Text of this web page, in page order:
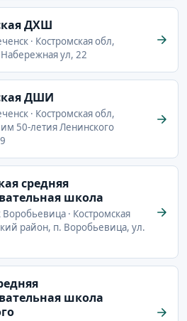
ДХШ
· Костромская обл,
ул, 22
ДШИ
· Костромская обл,
50-летия Ленинского
средняя
школа
· Костромская
район, п. Воробьевица, ул.
школа